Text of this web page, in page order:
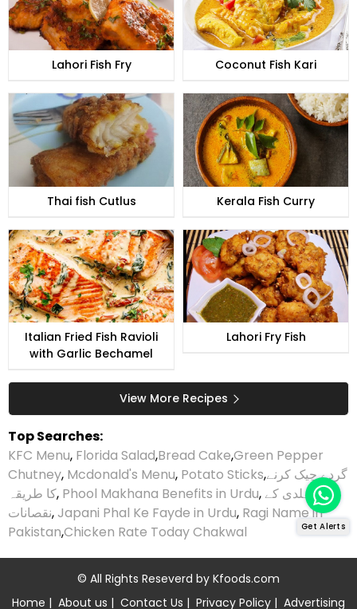
Lahori Fish Fry Coconut Fish Kari
Thai fish Cutlus Kerala Fish Curry
Italian Fried Fish Ravioli
with Garlic Bechamel
Lahori Fry Fish
View More Recipes
Top Searches:
KFC Menu, Florida Salad,Bread Cake,Green Pepper
Chutney, Mcdonald's Menu, Potato Sticks,گردے چیک کرنے
کا طریقہ, Phool Makhana Benefits in Urdu, ہلدی کے
نقصانات,Japani Phal Ke Fayde in Urdu, Ragi Name in
Pakistan,Chicken Rate Today Chakwal
© All Rights Reseverd by Kfoods.com
Home | About us | Contact Us | Privacy Policy | Advertising
Get Alerts